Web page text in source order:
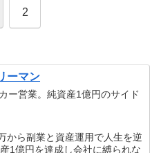
2
ーマン
ー営業。純資産1億円のサイド
から副業と資産運用で人生を逆
1億円を達成し会社に縛られな